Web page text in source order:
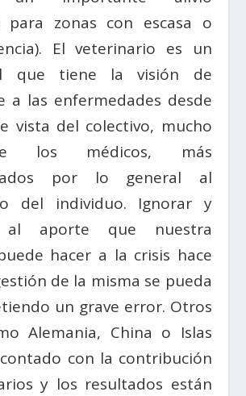
para zonas con escasa o
El veterinario es un
que tiene la visión de
a las enfermedades desde
vista del colectivo, mucho
los médicos, más
por lo general al
del individuo. Ignorar y
al aporte que nuestra
hacer a la crisis hace
de la misma se pueda
un grave error. Otros
Alemania, China o Islas
con la contribución
y los resultados están